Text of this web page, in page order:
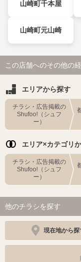
山崎町千本屋
山崎町元山崎
この店舗へのその他の
エリアから探す
チラシ・広告掲載の
Shufoo!（シュフ
ー）
エリア×カテゴリ
チラシ・広告掲載の
Shufoo!（シュフ
ー）
他のチラシを探す
現在地から探